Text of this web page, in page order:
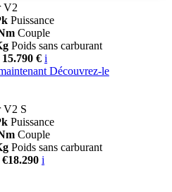
V2
Puissance
Couple
Poids sans carburant
€ i
Découvrez-le
V2 S
Puissance
Couple
Poids sans carburant
i